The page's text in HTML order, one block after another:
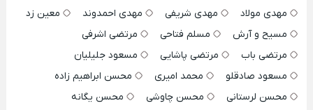
مهدی مولاد
مهدی شریفی مهدی احمدوند
معین زد
مسیح و آرش
مسلم فتاحی
مرتضی اشرفی
مرتضی باب
مرتضی پاشایی
مسعود جلیلیان
مسعود صادقلو
محمد امیری
محسن ابراهیم زاده
محسن لرستانی
محسن چاوشی
محسن یگانه